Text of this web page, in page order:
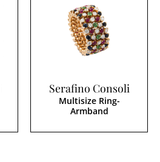
Serafino Consoli
Multisize Ring-
Armband